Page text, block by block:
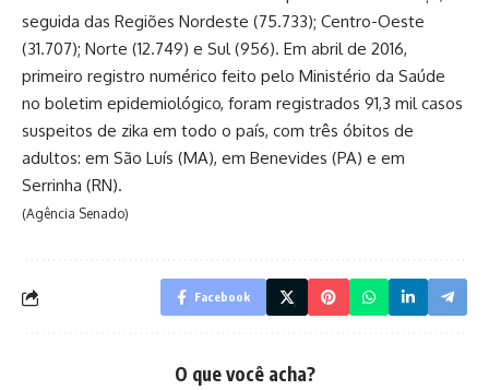
seguida das Regiões Nordeste (75.733); Centro-Oeste
(31.707); Norte (12.749) e Sul (956). Em abril de 2016,
primeiro registro numérico feito pelo Ministério da Saúde
no boletim epidemiológico, foram registrados 91,3 mil casos
suspeitos de zika em todo o país, com três óbitos de
adultos: em São Luís (MA), em Benevides (PA) e em
Serrinha (RN).
(Agência Senado)
Facebook
O que você acha?